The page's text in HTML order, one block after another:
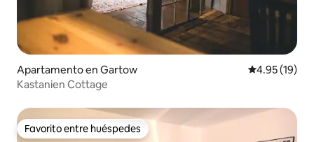
Apartamento en Gartow Calificación
4.95 (19)
Kastanien Cottage
Favorito entre huéspedes
Favorito entre huéspedes